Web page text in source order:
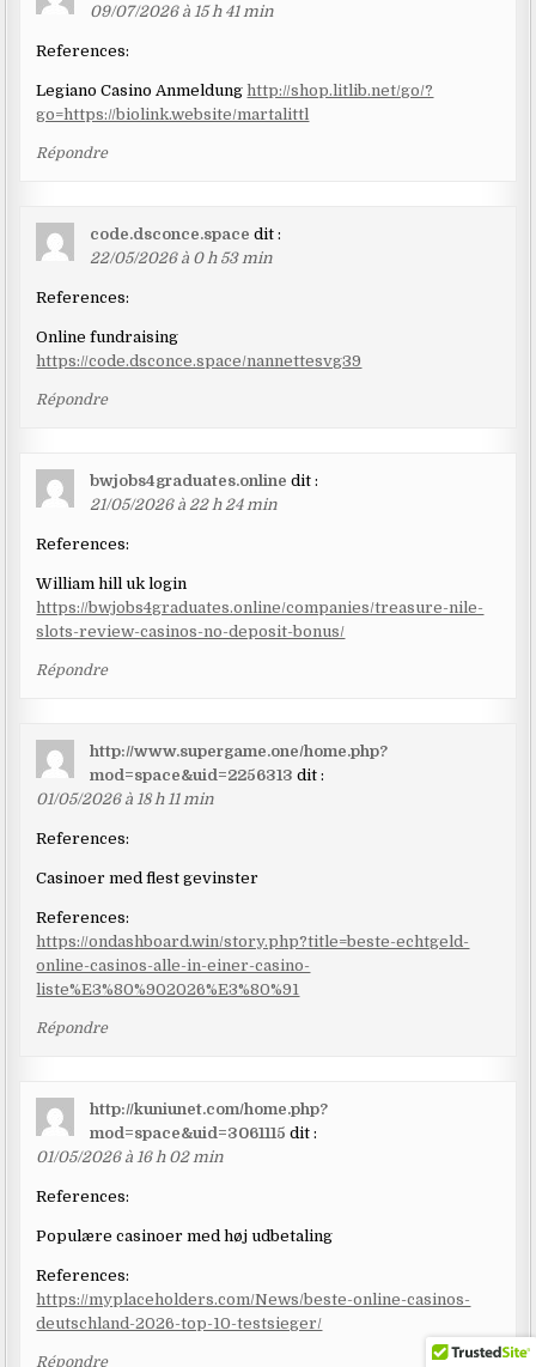
09/07/2026 à 15 h 41 min
References:
Legiano Casino Anmeldunghttp://shop.litlib.net/go/?
go=https://biolink.website/martalittl
Répondre
code.dsconce.space dit :
22/05/2026 à 0 h 53 min
References:
Online fundraising
https://code.dsconce.space/nannettesvg39
Répondre
bwjobs4graduates.online dit :
21/05/2026 à 22 h 24 min
References:
William hill uk login
https://bwjobs4graduates.online/companies/treasure-nile-
slots-review-casinos-no-deposit-bonus/
Répondre
http://www.supergame.one/home.php?
mod=space&uid=2256313 dit :
01/05/2026 à 18 h 11 min
References:
Casinoer med flest gevinster
References:
https://ondashboard.win/story.php?title=beste-echtgeld-
online-casinos-alle-in-einer-casino-
liste%E3%80%902026%E3%80%91
Répondre
http://kuniunet.com/home.php?
mod=space&uid=3061115 dit :
01/05/2026 à 16 h 02 min
References:
Populære casinoer med høj udbetaling
References:
https://myplaceholders.com/News/beste-online-casinos-
deutschland-2026-top-10-testsieger/
Répondre